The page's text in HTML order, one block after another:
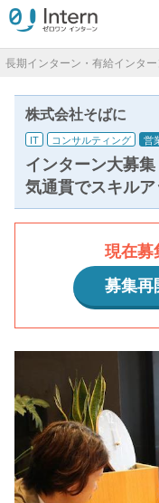
長期インターン・有給インタ
株式会社そばに
IT コンサルティング 営
インターン大募
気通貫でスキルア
現在募
募集再